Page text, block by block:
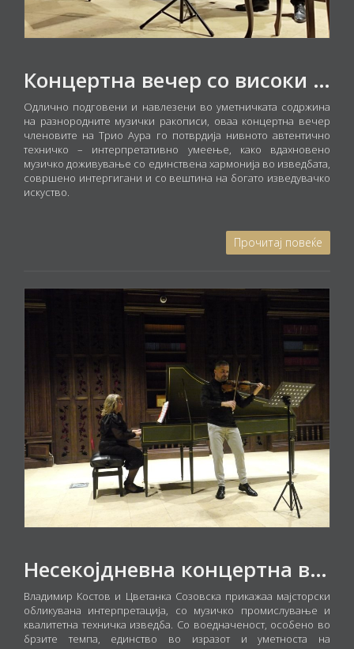
Концертна вечер со високи естетски начела
Одлично подговени и навлезени во уметничката содржина
на разнородните музички ракописи, оваа концертна вечер
членовите на Трио Аура го потврдија нивното автентично
техничко – интерпретативно умеење, како вдахновено
музичко доживување со единствена хармонија во изведбата,
совршено интергигани и со вештина на богато изведувачко
искуство.
Прочитај повеќе
Несекојдневна концертна вечер
Владимир Костов и Цветанка Созовска прикажаа мајсторски
обликувана интерпретација, со музичко промислување и
квалитетна техничка изведба. Со воедначеност, особено во
брзите темпа, единство во изразот и уметноста на